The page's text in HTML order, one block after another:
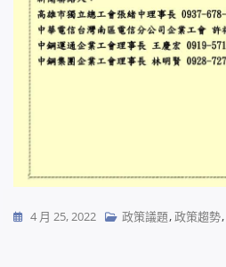
4 月 25, 2022 政策議題,政策趨勢,